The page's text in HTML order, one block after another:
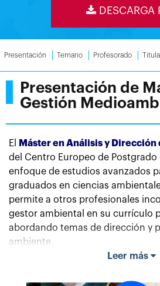
DESCARGA
Presentación Temario Profesorado
Presentación de
Gestión
El
Máster en Análisis y
del Centro Europeo de Postgrado
enfoque de estudios avanzados
graduados en ciencias
permite a otros profesionales
gestor ambiental en su currículo
abordando temas de dirección y
ambiente.
sostenibilidad y la protección
Leer más